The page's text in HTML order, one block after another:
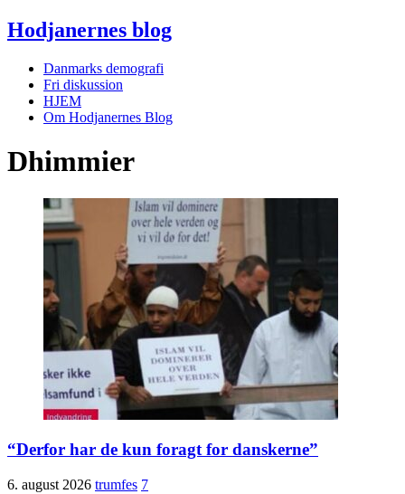
Hodjanernes blog
Danmarks demografi
Fri diskussion
HJEM
Om Hodjanernes Blog
Dhimmier
“Derfor har de kun foragt for danskerne”
6. august 2026 trumfes 7